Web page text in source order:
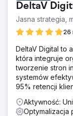
DeltaV
Jasna strategia,
26
DeltaV Digital to
która integruje
tworzenie stron
systemów
95% retencji
Aktywność:
Optymalizacja